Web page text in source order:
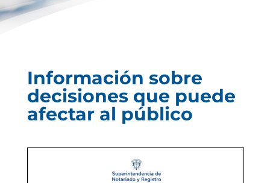
Información sobre
decisiones que puede
afectar al público